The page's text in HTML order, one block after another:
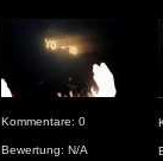
Kommentare: 0
Bewertung: N/A